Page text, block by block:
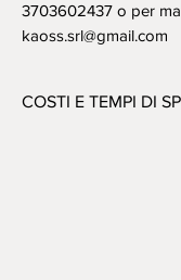
3703602437 o per
kaoss.srl@gmail.com
COSTI E TEMPI DI